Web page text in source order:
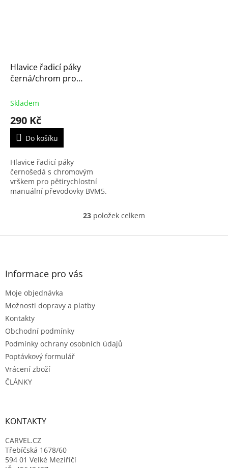
Hlavice řadicí páky
černá/chrom pro
Citroen - Peugeot
65000, 280600)
Skladem
290 Kč
Do košíku
Hlavice řadicí páky
černošedá s chromovým
vrškem pro pětirychlostní
manuální převodovky BVM5.
C2,C3, C4, C4 Picasso, Saxo,
O
l
v
23 položek celkem
Z
Informace pro vás
Moje objednávka
Možnosti dopravy a platby
Kontakty
Obchodní podmínky
Podmínky ochrany osobních údajů
Poptávkový formulář
Vrácení zboží
ČLÁNKY
KONTAKTY
CARVEL.CZ
Třebíčská 1678/60
594 01 Velké Meziříčí